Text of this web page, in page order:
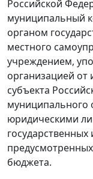
Российской
муниципальный
органом
местного
учреждением,
организацией
субъекта
муниципального
юридическими
бюджета.